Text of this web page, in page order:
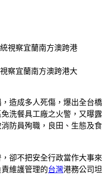
察宜蘭南方澳跨港大
造成多人死傷，爆出全台橋
洗餐具工廠之火警，又曝露
防員殉職，良田、生態及食
卻不把安全行政當作大事來
維護管理的台灣港務公司坦